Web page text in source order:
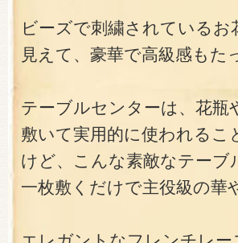
ビーズで刺繍されているお
見えて、豪華で高級感もた
テーブルセンターは、花瓶
敷いて実用的に使われるこ
けど、こんな素敵なテーブ
一枚敷くだけで主役級の華